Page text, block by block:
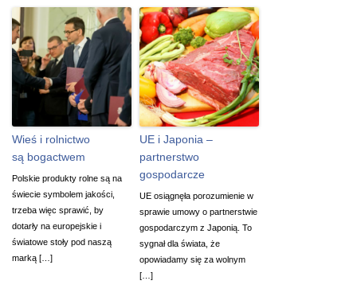
Wieś i rolnictwo
są bogactwem
Polskie produkty rolne są na
świecie symbolem jakości,
trzeba więc sprawić, by
dotarły na europejskie i
światowe stoły pod naszą
marką […]
UE i Japonia –
partnerstwo
gospodarcze
UE osiągnęła porozumienie w
sprawie umowy o partnerstwie
gospodarczym z Japonią. To
sygnał dla świata, że
opowiadamy się za wolnym
[…]